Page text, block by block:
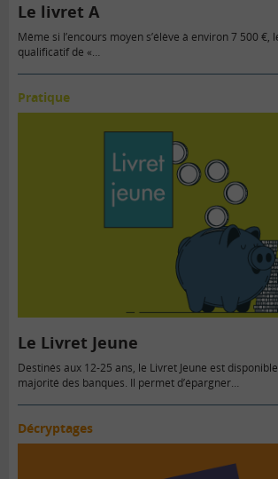
Le livret A
Même si l’encours moyen s’élève à environ 7 500 €,
qualificatif de «…
Pratique
Le Livret Jeune
Destinés aux 12-25 ans, le Livret Jeune est
majorité des banques. Il permet d’épargner…
Décryptages